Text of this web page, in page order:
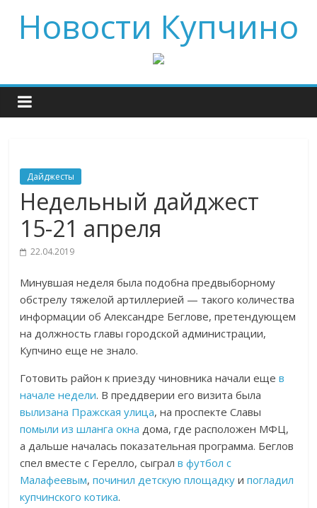
Новости Купчино
Дайджесты
Недельный дайджест
15-21 апреля
22.04.2019
Минувшая неделя была подобна предвыборному
обстрелу тяжелой артиллерией — такого количества
информации об Александре Беглове, претендующем
на должность главы городской администрации,
Купчино еще не знало.
Готовить район к приезду чиновника начали еще в
начале недели. В преддверии его визита была
вылизана Пражская улица, на проспекте Славы
помыли из шланга окна дома, где расположен МФЦ,
а дальше началась показательная программа. Беглов
спел вместе с Герелло, сыграл в футбол с
Малафеевым,починил детскую площадку ипогладил
купчинского котика.